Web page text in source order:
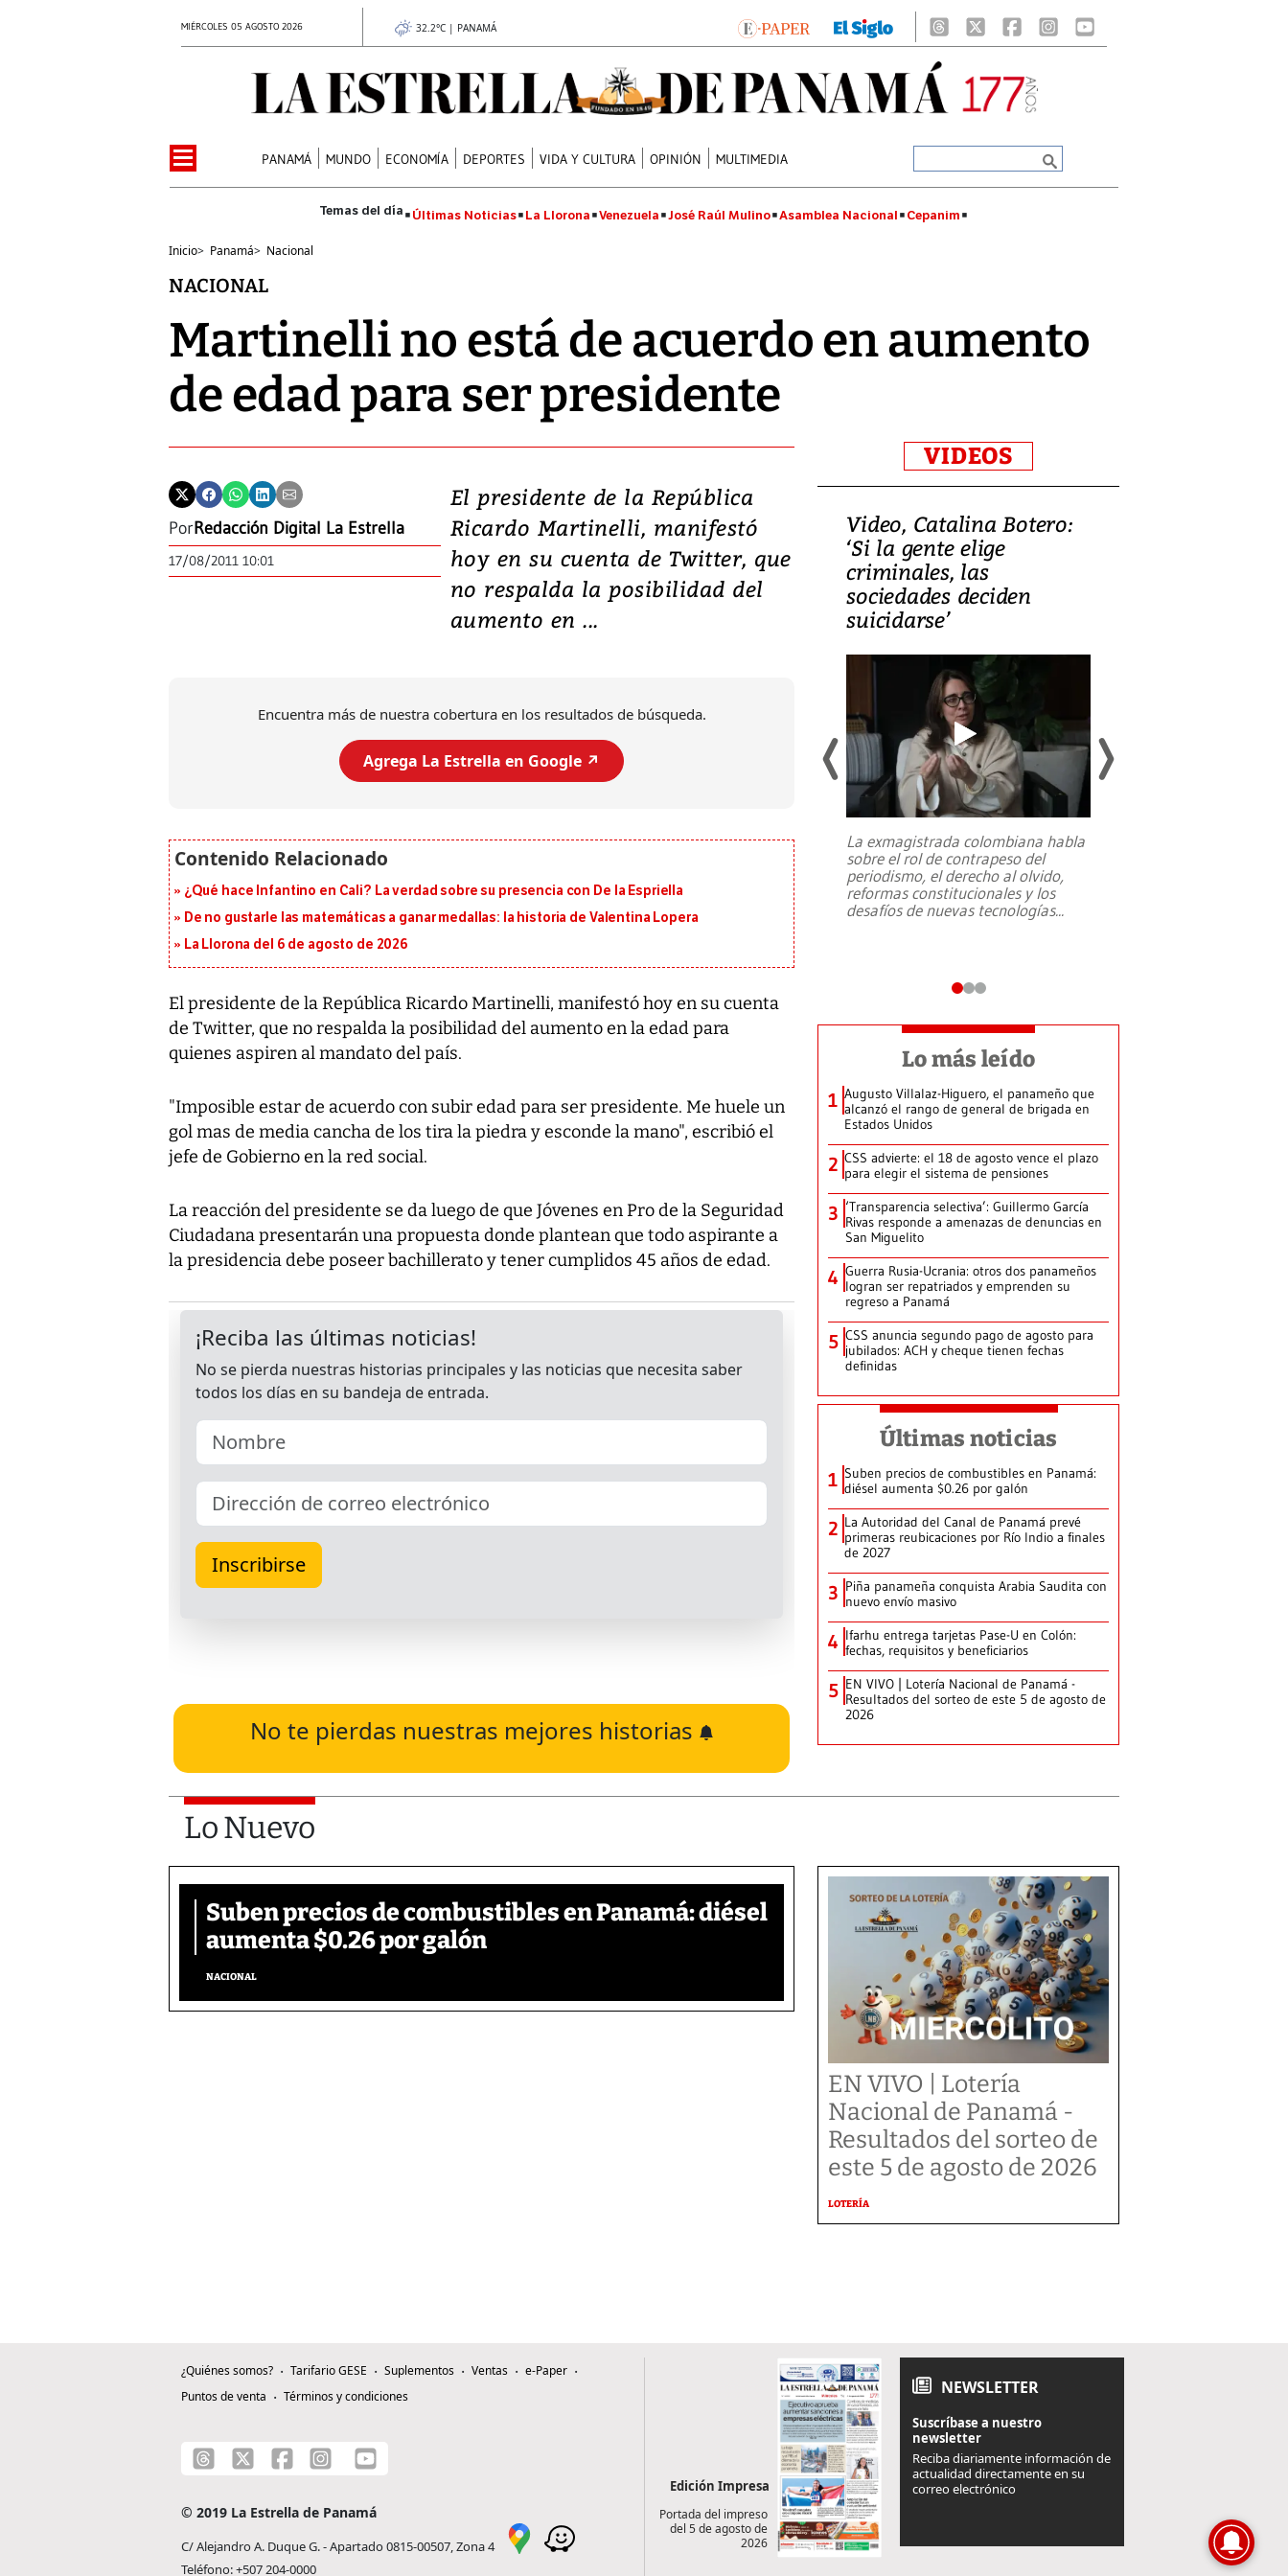
MIÉRCOLES 05 AGOSTO 2026 32.2°C | PANAMÁ
PANAMÁ MUNDO ECONOMÍA DEPORTES VIDA Y CULTURA OPINIÓN MULTIMEDIA
Últimas Noticias La Llorona Venezuela José Raúl Mulino Asamblea Nacional Cepanim
Inicio> Panamá> Nacional
NACIONAL
Martinelli no está de acuerdo en aumento
de edad para ser presidente
PorRedacción Digital La Estrella
17/08/2011 10:01
El presidente de la República
Ricardo Martinelli, manifestó
hoy en su cuenta de Twitter, que
no respalda la posibilidad del
aumento en ...
Encuentra más de nuestra cobertura en los resultados de búsqueda.
Agrega La Estrella en Google ↗️
¿Qué hace Infantino en Cali? La verdad sobre su presencia con De la Espriella
De no gustarle las matemáticas a ganar medallas: la historia de Valentina Lopera
La Llorona del 6 de agosto de 2026
El presidente de la República Ricardo Martinelli, manifestó hoy en su cuenta
de Twitter, que no respalda la posibilidad del aumento en la edad para
quienes aspiren al mandato del país.
"Imposible estar de acuerdo con subir edad para ser presidente. Me huele un
gol mas de media cancha de los tira la piedra y esconde la mano", escribió el
jefe de Gobierno en la red social.
La reacción del presidente se da luego de que Jóvenes en Pro de la Seguridad
Ciudadana presentarán una propuesta donde plantean que todo aspirante a
la presidencia debe poseer bachillerato y tener cumplidos 45 años de edad.
No te pierdas nuestras mejores historias
VIDEOS
Video, Japón: Terremoto
deja heridos y graves
daños en Kumamoto
al sur de Japón, provocando una
Video, Catalina Botero:
‘Si la gente elige
criminales, las
sociedades deciden
suicidarse’
La exmagistrada colombiana habla
sobre el rol de contrapeso del
periodismo, el derecho al olvido,
reformas constitucionales y los
desafíos de nuevas tecnologías...
Lo más leído
1 Augusto Villalaz-Higuero, el panameño que
alcanzó el rango de general de brigada en
Estados Unidos
2 CSS advierte: el 18 de agosto vence el plazo
para elegir el sistema de pensiones
3 ‘Transparencia selectiva’: Guillermo García
Rivas responde a amenazas de denuncias en
San Miguelito
4 Guerra Rusia-Ucrania: otros dos panameños
logran ser repatriados y emprenden su
regreso a Panamá
5 CSS anuncia segundo pago de agosto para
jubilados: ACH y cheque tienen fechas
definidas
Últimas noticias
1 Suben precios de combustibles en Panamá:
diésel aumenta $0.26 por galón
2 La Autoridad del Canal de Panamá prevé
primeras reubicaciones por Río Indio a finales
de 2027
3 Piña panameña conquista Arabia Saudita con
nuevo envío masivo
4 Ifarhu entrega tarjetas Pase-U en Colón:
fechas, requisitos y beneficiarios
5 EN VIVO | Lotería Nacional de Panamá -
Resultados del sorteo de este 5 de agosto de
2026
Lo Nuevo
Suben precios de combustibles en Panamá: diésel
aumenta $0.26 por galón
NACIONAL
EN VIVO | Lotería
Nacional de Panamá -
Resultados del sorteo de
este 5 de agosto de 2026
LOTERÍA
¿Quiénes somos? Tarifario GESE Suplementos Ventas
e-Paper
Puntos de venta
Términos y condiciones
© 2019 La Estrella de Panamá
C/ Alejandro A. Duque G. - Apartado 0815-00507, Zona 4
Teléfono: +507 204-0000
Edición Impresa
Portada del impreso
del 5 de agosto de
2026
NEWSLETTER
Suscríbase a nuestro
newsletter
Reciba diariamente información de
actualidad directamente en su
correo electrónico